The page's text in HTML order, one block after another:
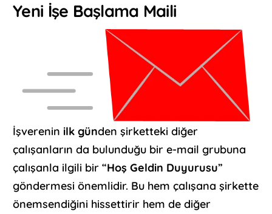
Yeni İşe Başlama Maili
İşverenin ilk günden şirketteki diğer
çalışanların da bulunduğu bir e-mail grubuna
çalışanla ilgili bir “Hoş Geldin Duyurusu”
göndermesi önemlidir. Bu hem çalışana şirkette
önemsendiğini hissettirir hem de diğer